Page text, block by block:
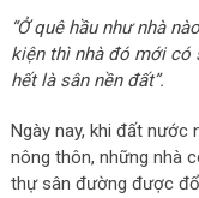
“Ở quê hầu như nhà
kiện thì nhà đó mới có
hết là sân nền đất”.
Ngày nay, khi đất
nông thôn, những nhà
thự sân đường được